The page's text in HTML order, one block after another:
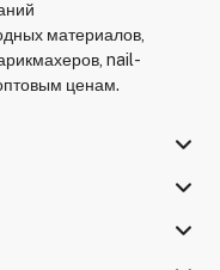
материалов,
nail-
ценам.